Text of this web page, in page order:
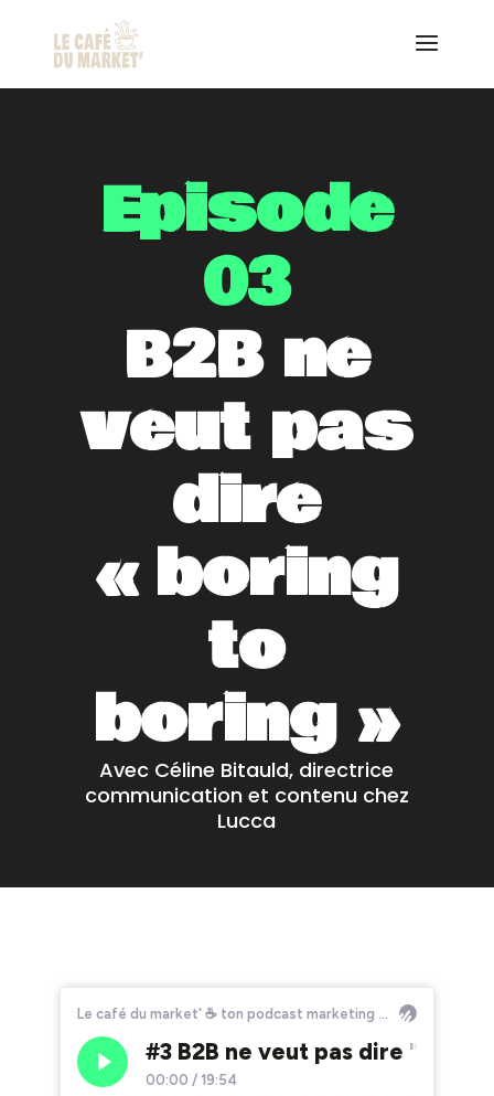
Episode
03
B2B ne
veut pas
dire
« boring
to
boring »
Avec Céline Bitauld, directrice
communication et contenu chez
Lucca